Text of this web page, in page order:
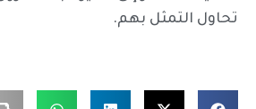
تحاول التمثل بهم.